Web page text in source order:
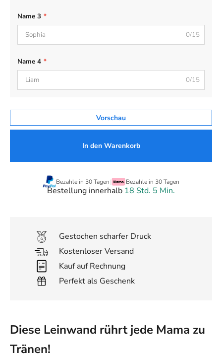
Name 3 *
0/15
Name 4 *
0/15
Vorschau
In den Warenkorb
Bezahle in 30 Tagen| Bezahle in 30 Tagen
Bestellung innerhalb 18 Std. 5 Min.
Gestochen scharfer Druck
Kostenloser Versand
Kauf auf Rechnung
Perfekt als Geschenk
Diese Leinwand rührt jede Mama zu
Tränen!